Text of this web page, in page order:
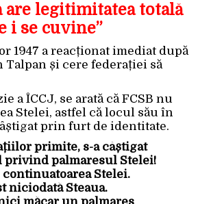
are legitimitatea totală
i se cuvine”
1947 a reacționat imediat după
și cere federației să
a ÎCCJ, se arată că FCSB nu
Stelei, astfel că locul său în
prin furt de identitate.
primite, s-a câștigat
palmaresul Stelei!
continuatoarea Stelei.
niciodată Steaua.